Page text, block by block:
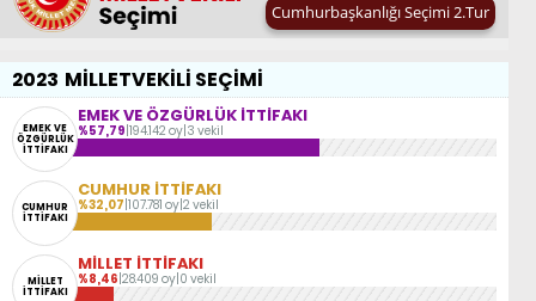
Cumhurbaşkanlığı Seçimi 2.Tur
2023 MİLLETVEKİLİ SEÇİMİ
EMEK VE
ÖZGÜRLÜK
İTTİFAKI
EMEK VE ÖZGÜRLÜK İTTİFAKI
%57,79 194.142 oy 3 vekil
CUMHUR
İTTİFAKI
CUMHUR İTTİFAKI
%32,07 107.781 oy 2 vekil
MİLLET
İTTİFAKI
MİLLET İTTİFAKI
%8,46 28.409 oy 0 vekil